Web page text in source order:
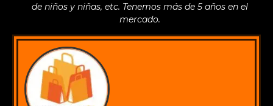
de niños y niñas, etc. Tenemos más de 5 años en el
mercado.